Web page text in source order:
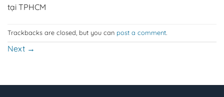
tại TPHCM
Trackbacks are closed, but you can post a comment.
Next →